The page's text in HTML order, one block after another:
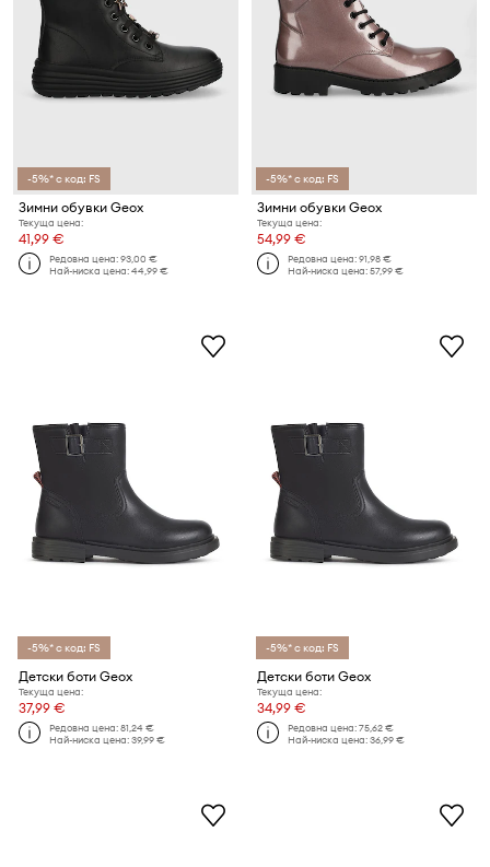
-5%* с код: FS
Зимни обувки Geox
Текуща цена:
41,99 €
Редовна цена:93,00 €
Най-ниска цена:44,99 €
-5%* с код: FS
Зимни обувки Geox
Текуща цена:
54,99 €
Редовна цена:91,98 €
Най-ниска цена:57,99 €
-5%* с код: FS
Детски боти Geox
Текуща цена:
37,99 €
Редовна цена:81,24 €
Най-ниска цена:39,99 €
-5%* с код: FS
Детски боти Geox
Текуща цена:
34,99 €
Редовна цена:75,62 €
Най-ниска цена:36,99 €